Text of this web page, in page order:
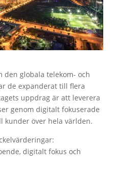
den globala telekom- och
de expanderat till flera
uppdrag är att leverera
genom digitalt fokuserade
kunder över hela världen.
digitalt fokus och